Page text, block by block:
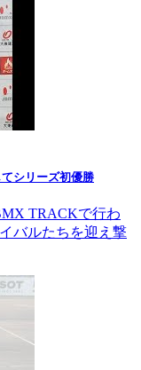
シリーズ初優勝
TRACKで行わ
バルたちを迎え撃